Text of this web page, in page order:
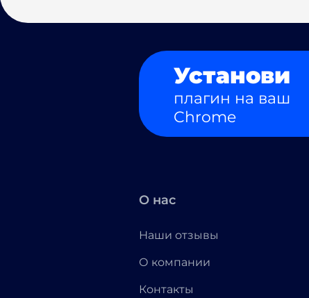
Установи
плагин на ваш
Chrome
О нас
Наши отзывы
О компании
Контакты